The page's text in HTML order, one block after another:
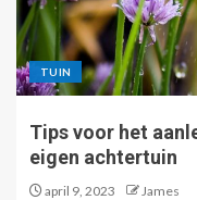
TUIN
Tips voor het
eigen achtertuin
april 9, 2023 James